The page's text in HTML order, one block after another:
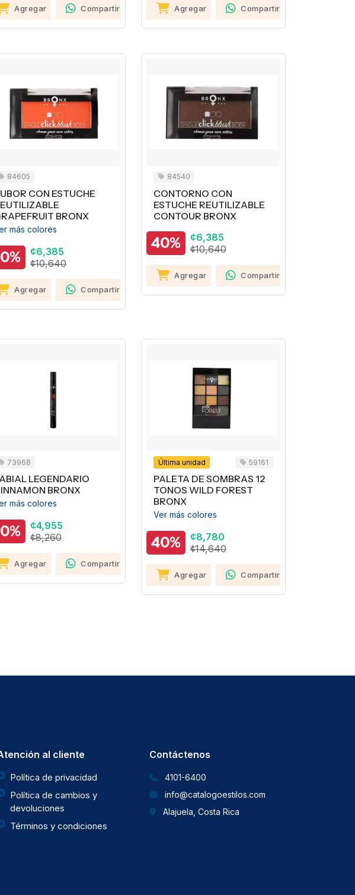
Agregar Compartir Agregar Compartir
84605
CON ESTUCHE
BRONX
más colores
¢6,385
¢10,640
Agregar Compartir
84540
CONTORNO CON
ESTUCHE REUTILIZABLE
CONTOUR BRONX
40%
¢6,385
¢10,640
Agregar Compartir
73968
LEGENDARIO
BRONX
más colores
¢4,955
¢8,260
Agregar Compartir
Última unidad 59161
PALETA DE SOMBRAS 12
TONOS WILD FOREST
BRONX
Ver más colores
40%
¢8,780
¢14,640
Agregar Compartir
al cliente
Política de privacidad
Política de cambios y
devoluciones
Términos y condiciones
Contáctenos
4101-6400
info@catalogoestilos.com
Alajuela, Costa Rica